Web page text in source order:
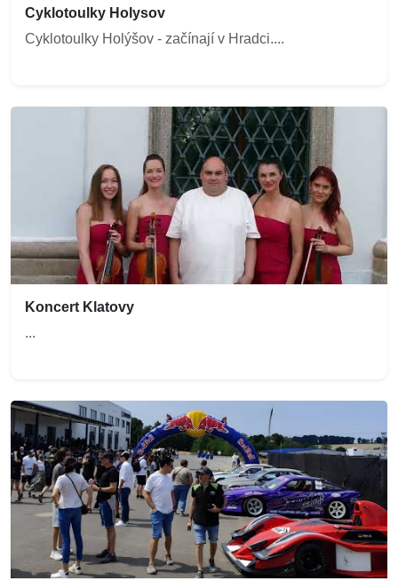
Cyklotoulky Holysov
Cyklotoulky Holýšov - začínají v Hradci....
Koncert Klatovy
...